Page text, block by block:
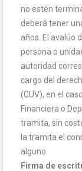
no estén
deberá tener
años. El avalúo
persona o
autoridad
cargo del
(CUV), en el
Financiera o
tramita, sin
la tramita el
alguno.
Firma de